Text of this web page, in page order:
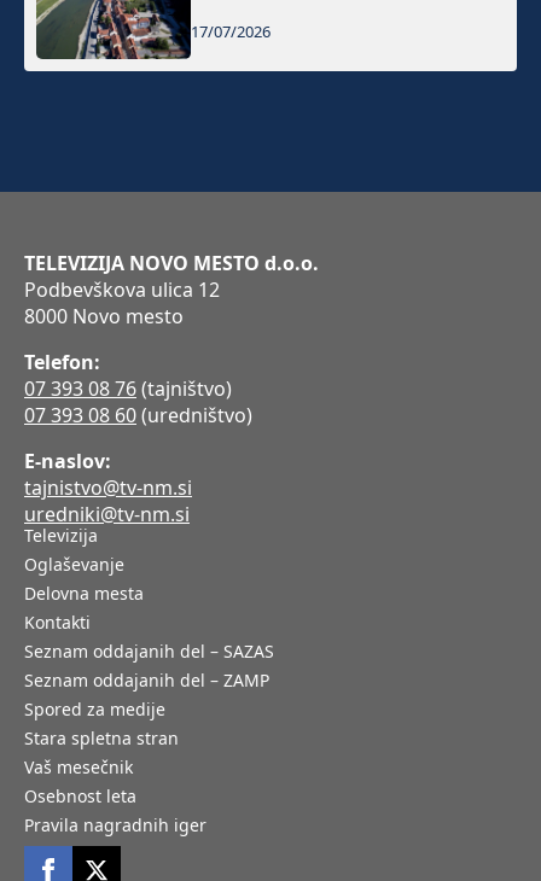
17/07/2026
TELEVIZIJA NOVO MESTO d.o.o.
Podbevškova ulica 12
8000 Novo mesto
Telefon:
07 393 08 76(tajništvo)
07 393 08 60(uredništvo)
E-naslov:
tajnistvo@tv-nm.si
uredniki@tv-nm.si
Televizija
Oglaševanje
Delovna mesta
Kontakti
Seznam oddajanih del – SAZAS
Seznam oddajanih del – ZAMP
Spored za medije
Stara spletna stran
Vaš mesečnik
Osebnost leta
Pravila nagradnih iger